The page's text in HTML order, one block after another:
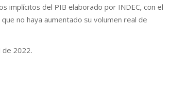
implícitos del PIB elaborado por INDEC, con el
no haya aumentado su volumen real de
de 2022.